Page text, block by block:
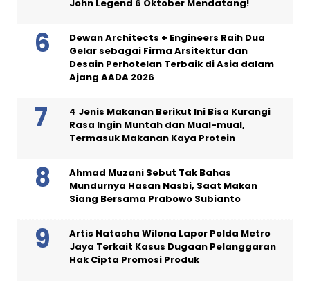
John Legend 6 Oktober Mendatang!
Dewan Architects + Engineers Raih Dua
Gelar sebagai Firma Arsitektur dan
Desain Perhotelan Terbaik di Asia dalam
Ajang AADA 2026
4 Jenis Makanan Berikut Ini Bisa Kurangi
Rasa Ingin Muntah dan Mual-mual,
Termasuk Makanan Kaya Protein
Ahmad Muzani Sebut Tak Bahas
Mundurnya Hasan Nasbi, Saat Makan
Siang Bersama Prabowo Subianto
Artis Natasha Wilona Lapor Polda Metro
Jaya Terkait Kasus Dugaan Pelanggaran
Hak Cipta Promosi Produk